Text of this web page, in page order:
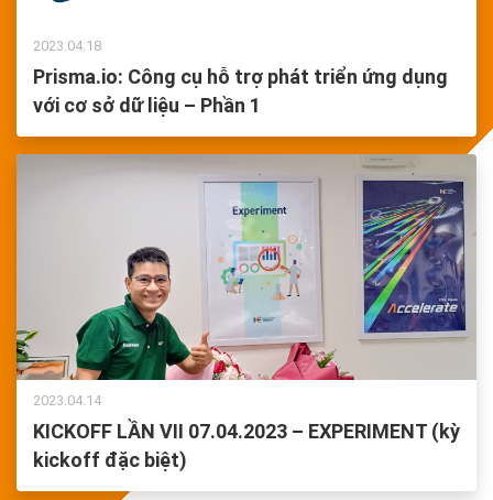
2023.04.18
Prisma.io: Công cụ hỗ trợ phát triển ứng dụng
với cơ sở dữ liệu – Phần 1
2023.04.14
KICKOFF LẦN VII 07.04.2023 – EXPERIMENT (kỳ
kickoff đặc biệt)